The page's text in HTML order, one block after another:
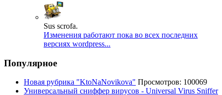
Sus scrofa.
Изменения работают пока во всех последних
версиях wordpress...
Популярное
Новая рубрика "KtoNaNovikova" Просмотров: 100069
Универсальный сниффер вирусов - Universal Virus Sniffer